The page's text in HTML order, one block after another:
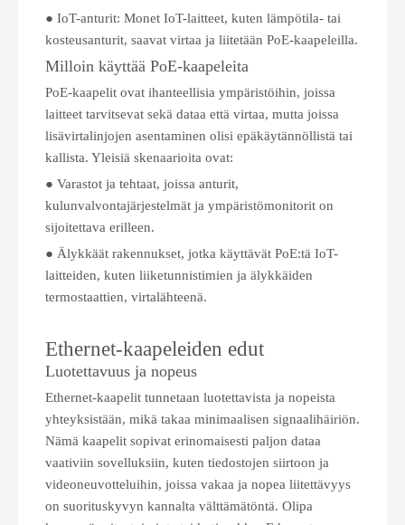
● IoT-anturit: Monet IoT-laitteet, kuten lämpötila- tai
kosteusanturit, saavat virtaa ja liitetään PoE-kaapeleilla.
Milloin käyttää PoE-kaapeleita
PoE-kaapelit ovat ihanteellisia ympäristöihin, joissa
laitteet tarvitsevat sekä dataa että virtaa, mutta joissa
lisävirtalinjojen asentaminen olisi epäkäytännöllistä tai
kallista. Yleisiä skenaarioita ovat:
● Varastot ja tehtaat, joissa anturit,
kulunvalvontajärjestelmät ja ympäristömonitorit on
sijoitettava erilleen.
● Älykkäät rakennukset, jotka käyttävät PoE:tä IoT-
laitteiden, kuten liiketunnistimien ja älykkäiden
termostaattien, virtalähteenä.
Ethernet-kaapeleiden edut
Luotettavuus ja nopeus
Ethernet-kaapelit tunnetaan luotettavista ja nopeista
yhteyksistään, mikä takaa minimaalisen signaalihäiriön.
Nämä kaapelit sopivat erinomaisesti paljon dataa
vaativiin sovelluksiin, kuten tiedostojen siirtoon ja
videoneuvotteluihin, joissa vakaa ja nopea liitettävyys
on suorituskyvyn kannalta välttämätöntä. Olipa